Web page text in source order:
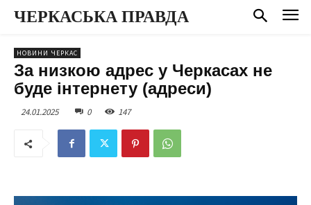
ЧЕРКАСЬКА ПРАВДА
НОВИНИ ЧЕРКАС
За низкою адрес у Черкасах не
буде інтернету (адреси)
24.01.2025 0 147